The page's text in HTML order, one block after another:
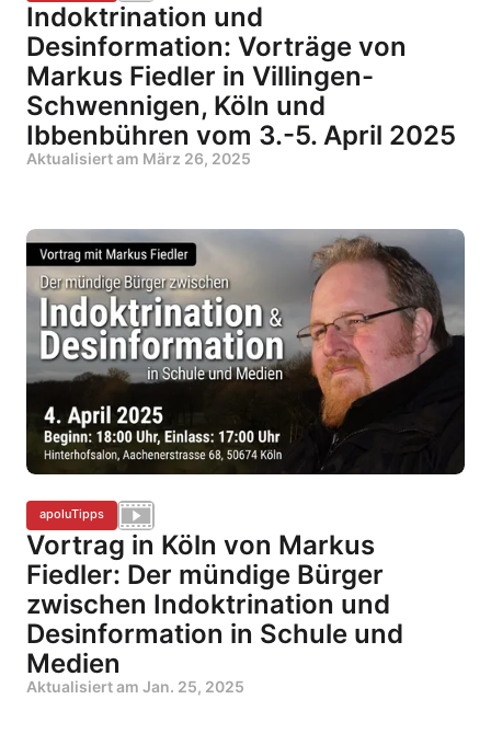
Indoktrination und
Desinformation: Vorträge von
Markus Fiedler in Villingen-
Schwennigen, Köln und
Ibbenbühren vom 3.-5. April 2025
Aktualisiert am März 26, 2025
apoluTipps
Vortrag in Köln von Markus
Fiedler: Der mündige Bürger
zwischen Indoktrination und
Desinformation in Schule und
Medien
Aktualisiert am Jan. 25, 2025